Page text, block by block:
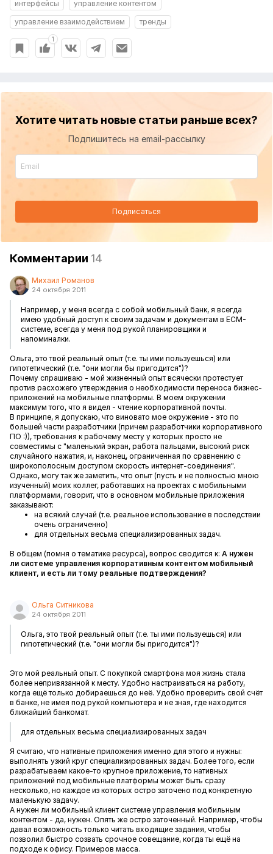
интерфейсы
управление контентом
управление взаимодействием
тренды
1
Хотите читать новые статьи раньше всех?
Подпишитесь на email-рассылку
Подписаться
Комментарии 14
Михаил Романов
24 октября 2011
Например, у меня всегда с собой мобильный банк, я всегда
имею удобный доступ к своим задачам и документам в ECM-
системе, всегда у меня под рукой планировщики и
напоминалки.
Ольга, это твой реальный опыт (т.е. ты ими пользуешься) или
гипотетический (т.е. "они могли бы пригодится")?
Почему спрашиваю - мой жизненный опыт всячески протестует
против расхожего утверждения о необходимости переноса бизнес-
приложений на мобильные платформы. В моем окружении
максимум того, что я видел - чтение корпоративной почты.
В принципе, я допускаю, что виновато мое окружение - это по
большей части разработчики (причем разработчики корпоративного
ПО :)), требования к рабочему месту у которых просто не
совместимы с "маленький экран, работа пальцами, высокий риск
случайного нажатия, и, наконец, ограниченная по сравнению с
широкополосным доступом скорость интернет-соединения".
Однако, могу так же заметить, что опыт (пусть и не полностью мною
изученный) моих коллег, работавших на проектах с мобильными
платформами, говорит, что в основном мобильные приложения
заказывают:
на всякий случай (т.е. реальное использование в последствии
очень ограниченно)
для отдельных весьма специализированных задач.
В общем (помня о тематике ресурса), вопрос сводится к: А нужен
ли системе управления корпоративным контентом мобильный
клиент, и есть ли тому реальные подтверждения?
Ольга Ситникова
24 октября 2011
Ольга, это твой реальный опыт (т.е. ты ими пользуешься) или
гипотетический (т.е. "они могли бы пригодится")?
Это мой реальный опыт. С покупкой смартфона моя жизнь стала
более непривязанной к месту. Удобно настраиваться на работу,
когда ещё только добираешься до неё. Удобно проверить свой счёт
в банке, не имея под рукой компьютера и не зная, где находится
ближайший банкомат.
для отдельных весьма специализированных задач
Я считаю, что нативные приложения именно для этого и нужны:
выполнять узкий круг специализированных задач. Более того, если
разрабатываем какое-то крупное приложение, то нативных
приложений под мобильные платформы может быть сразу
несколько, но каждое из которых остро заточено под конкретную
маленькую задачу.
А нужен ли мобильный клиент системе управления мобильным
контентом - да, нужен. Опять же остро заточенный. Например, чтобы
давал возможность только читать входящие задания, чтобы
позволил быстро созвать срочное совещание, когда ты ещё на
подходе к офису. Примеров масса.